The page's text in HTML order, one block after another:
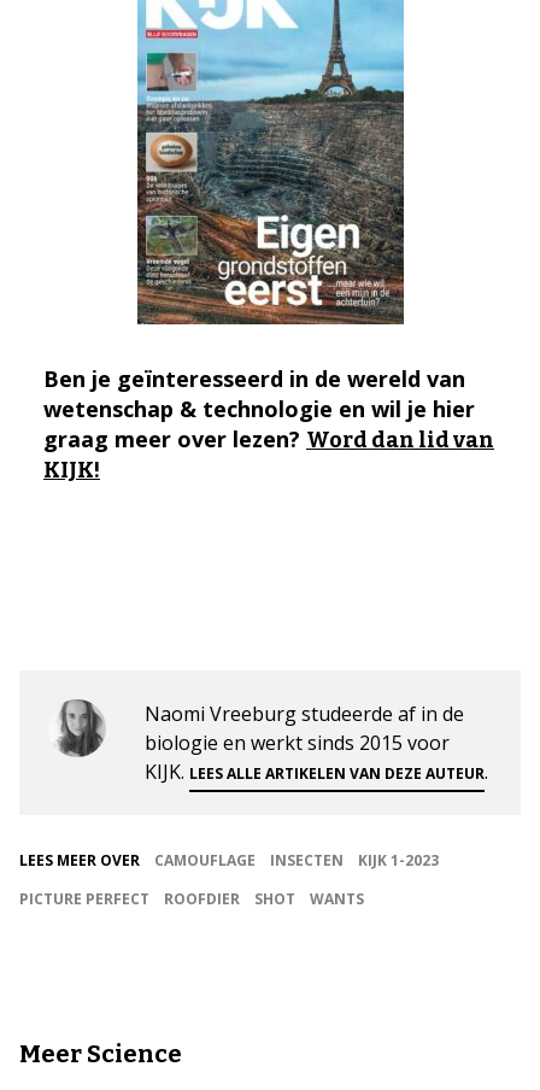
Ben je geïnteresseerd in de wereld van
wetenschap & technologie en wil je hier
graag meer over lezen? Word dan lid van
KIJK!
Naomi Vreeburg studeerde af in de
biologie en werkt sinds 2015 voor
KIJK. LEES ALLE ARTIKELEN VAN DEZE AUTEUR.
LEES MEER OVER CAMOUFLAGE INSECTEN
KIJK 1-2023
PICTURE PERFECT
ROOFDIER SHOT WANTS
Meer Science